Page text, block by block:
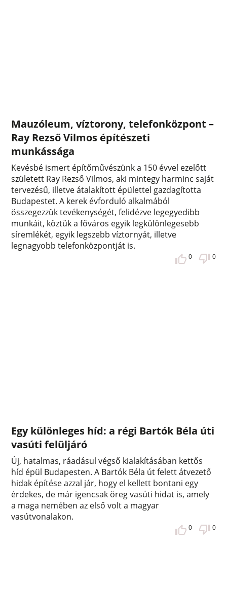
Mauzóleum, víztorony, telefonközpont –
Ray Rezső Vilmos építészeti
munkássága
Kevésbé ismert építőművészünk a 150 évvel ezelőtt
született Ray Rezső Vilmos, aki mintegy harminc saját
tervezésű, illetve átalakított épülettel gazdagította
Budapestet. A kerek évforduló alkalmából
összegezzük tevékenységét, felidézve legegyedibb
munkáit, köztük a főváros egyik legkülönlegesebb
síremlékét, egyik legszebb víztornyát, illetve
legnagyobb telefonközpontját is.
0 0
Egy különleges híd: a régi Bartók Béla úti
vasúti felüljáró
Új, hatalmas, ráadásul végső kialakításában kettős
híd épül Budapesten. A Bartók Béla út felett átvezető
hidak építése azzal jár, hogy el kellett bontani egy
érdekes, de már igencsak öreg vasúti hidat is, amely
a maga nemében az első volt a magyar
vasútvonalakon.
0 0